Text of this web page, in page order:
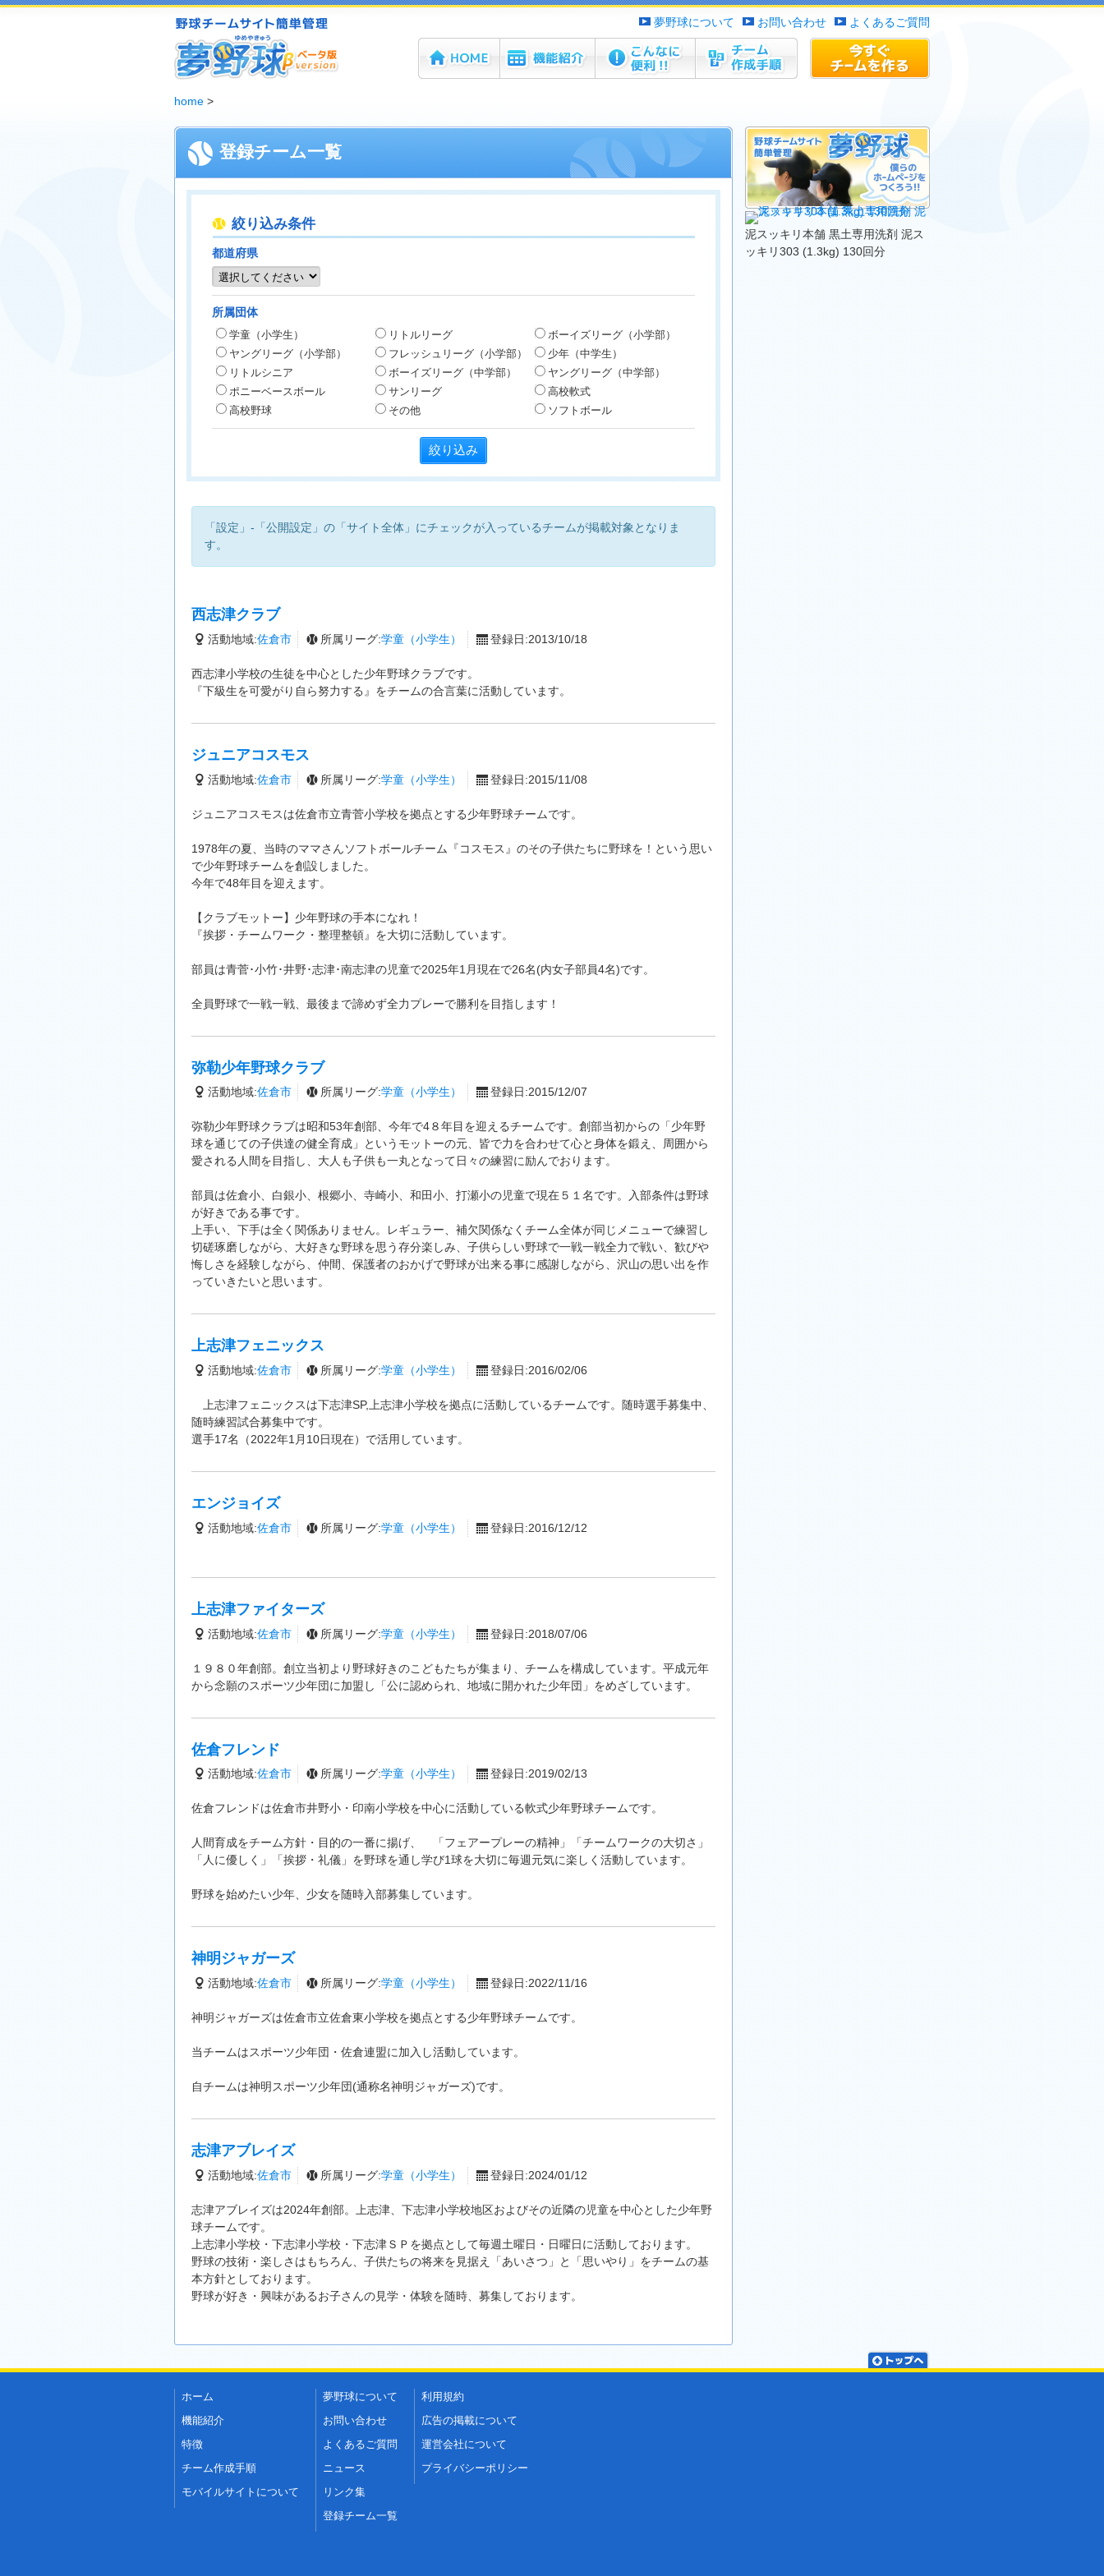
夢野球について お問い合わせ よくあるご質問
home >
登録チーム一覧
絞り込み条件
都道府県
所属団体
学童（小学生） リトルリーグ
ボーイズリーグ（小学部）
ヤングリーグ（小学部）
フレッシュリーグ（小学部）
少年（中学生）
リトルシニア
ボーイズリーグ（中学部）
ヤングリーグ（中学部）
ポニーベースボール
サンリーグ
高校軟式
高校野球
その他 ソフトボール
「設定」-「公開設定」の「サイト全体」にチェックが入っているチームが掲載対象となりま
す。
西志津クラブ
活動地域:佐倉市 所属リーグ:学童（小学生） 登録日:2013/10/18
西志津小学校の生徒を中心とした少年野球クラブです。
『下級生を可愛がり自ら努力する』をチームの合言葉に活動しています。
ジュニアコスモス
活動地域:佐倉市 所属リーグ:学童（小学生） 登録日:2015/11/08
ジュニアコスモスは佐倉市立青菅小学校を拠点とする少年野球チームです。
1978年の夏、当時のママさんソフトボールチーム『コスモス』のその子供たちに野球を！という思い
で少年野球チームを創設しました。
今年で48年目を迎えます。
【クラブモットー】少年野球の手本になれ！
『挨拶・チームワーク・整理整頓』を大切に活動しています。
部員は青菅･小竹･井野･志津･南志津の児童で2025年1月現在で26名(内女子部員4名)です。
全員野球で一戦一戦、最後まで諦めず全力プレーで勝利を目指します！
弥勒少年野球クラブ
活動地域:佐倉市 所属リーグ:学童（小学生） 登録日:2015/12/07
弥勒少年野球クラブは昭和53年創部、今年で4８年目を迎えるチームです。創部当初からの「少年野
球を通じての子供達の健全育成」というモットーの元、皆で力を合わせて心と身体を鍛え、周囲から
愛される人間を目指し、大人も子供も一丸となって日々の練習に励んでおります。
部員は佐倉小、白銀小、根郷小、寺崎小、和田小、打瀬小の児童で現在５１名です。入部条件は野球
が好きである事です。
上手い、下手は全く関係ありません。レギュラー、補欠関係なくチーム全体が同じメニューで練習し
切磋琢磨しながら、大好きな野球を思う存分楽しみ、子供らしい野球で一戦一戦全力で戦い、歓びや
悔しさを経験しながら、仲間、保護者のおかげで野球が出来る事に感謝しながら、沢山の思い出を作
っていきたいと思います。
上志津フェニックス
活動地域:佐倉市 所属リーグ:学童（小学生） 登録日:2016/02/06
上志津フェニックスは下志津SP,上志津小学校を拠点に活動しているチームです。随時選手募集中、
随時練習試合募集中です。
選手17名（2022年1月10日現在）で活用しています。
エンジョイズ
活動地域:佐倉市 所属リーグ:学童（小学生） 登録日:2016/12/12
上志津ファイターズ
活動地域:佐倉市 所属リーグ:学童（小学生） 登録日:2018/07/06
１９８０年創部。創立当初より野球好きのこどもたちが集まり、チームを構成しています。平成元年
から念願のスポーツ少年団に加盟し「公に認められ、地域に開かれた少年団」をめざしています。
佐倉フレンド
活動地域:佐倉市 所属リーグ:学童（小学生） 登録日:2019/02/13
佐倉フレンドは佐倉市井野小・印南小学校を中心に活動している軟式少年野球チームです。
人間育成をチーム方針・目的の一番に揚げ、 「フェアープレーの精神」「チームワークの大切さ」
「人に優しく」「挨拶・礼儀」を野球を通し学び1球を大切に毎週元気に楽しく活動しています。
野球を始めたい少年、少女を随時入部募集しています。
神明ジャガーズ
活動地域:佐倉市 所属リーグ:学童（小学生） 登録日:2022/11/16
神明ジャガーズは佐倉市立佐倉東小学校を拠点とする少年野球チームです。
当チームはスポーツ少年団・佐倉連盟に加入し活動しています。
自チームは神明スポーツ少年団(通称名神明ジャガーズ)です。
志津アブレイズ
活動地域:佐倉市 所属リーグ:学童（小学生） 登録日:2024/01/12
志津アブレイズは2024年創部。上志津、下志津小学校地区およびその近隣の児童を中心とした少年野
球チームです。
上志津小学校・下志津小学校・下志津ＳＰを拠点として毎週土曜日・日曜日に活動しております。
野球の技術・楽しさはもちろん、子供たちの将来を見据え「あいさつ」と「思いやり」をチームの基
本方針としております。
野球が好き・興味があるお子さんの見学・体験を随時、募集しております。
泥スッキリ本舗 黒土専用洗剤 泥ス
ッキリ303 (1.3kg) 130回分
ホーム
機能紹介
特徴
チーム作成手順
モバイルサイトについて
夢野球について
お問い合わせ
よくあるご質問
ニュース
リンク集
登録チーム一覧
利用規約
広告の掲載について
運営会社について
プライバシーポリシー